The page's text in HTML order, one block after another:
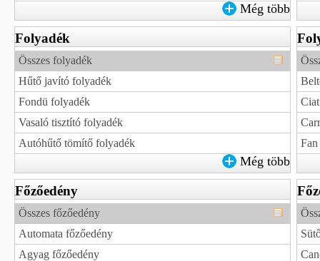
Még több
Folyadék
Összes folyadék
Hűtő javító folyadék
Fondü folyadék
Vasaló tisztító folyadék
Autóhűtő tömítő folyadék
Még több
Főzőedény
Összes főzőedény
Automata főzőedény
Agyag főzőedény